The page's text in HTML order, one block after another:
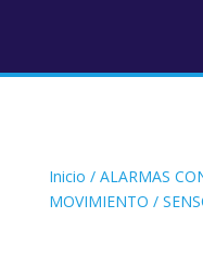
Inicio / ALARMAS
MOVIMIENTO /